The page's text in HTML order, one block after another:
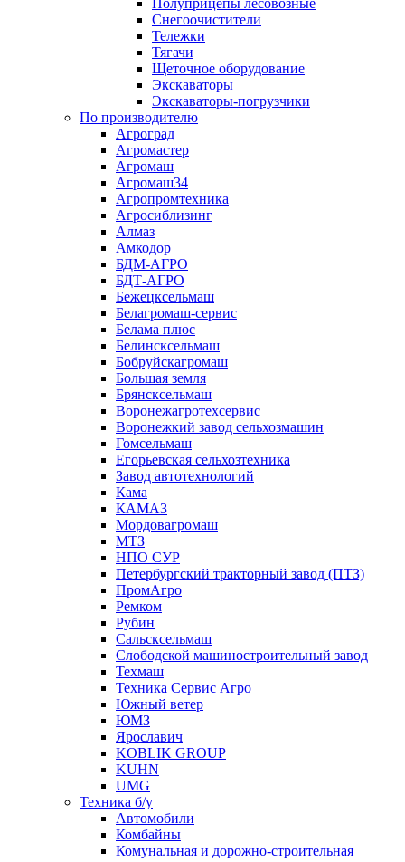
Полуприцепы лесовозные
Снегоочистители
Тележки
Тягачи
Щеточное оборудование
Экскаваторы
Экскаваторы-погрузчики
По производителю
Агроград
Агромастер
Агромаш
Агромаш34
Агропромтехника
Агросиблизинг
Алмаз
Амкодор
БДМ-АГРО
БДТ-АГРО
Бежецксельмаш
Белагромаш-сервис
Белама плюс
Белинсксельмаш
Бобруйскагромаш
Большая земля
Брянсксельмаш
Воронежагротехсервис
Воронежкий завод сельхозмашин
Гомсельмаш
Егорьевская сельхозтехника
Завод автотехнологий
Кама
КАМАЗ
Мордовагромаш
МТЗ
НПО СУР
Петербургский тракторный завод (ПТЗ)
ПромАгро
Ремком
Рубин
Сальскcельмаш
Слободской машиностроительный завод
Техмаш
Техника Сервис Агро
Южный ветер
ЮМЗ
Ярославич
KOBLIK GROUP
KUHN
UMG
Техника б/у
Автомобили
Комбайны
Комунальная и дорожно-строительная